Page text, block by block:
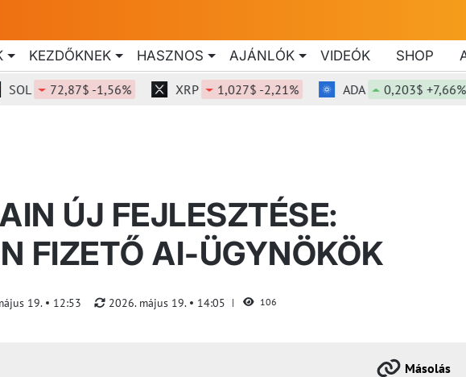
KEZDŐKNEK HASZNOS AJÁNLÓK VIDEÓK SHOP
72,87$ -1,56% XRP 1,027$ -2,21% ADA 0,203$ +7,66%
ÚJ FEJLESZTÉSE:
FIZETŐ AI-ÜGYNÖKÖK
19. 12:53 2026. május 19. 14:05 106
Másolás